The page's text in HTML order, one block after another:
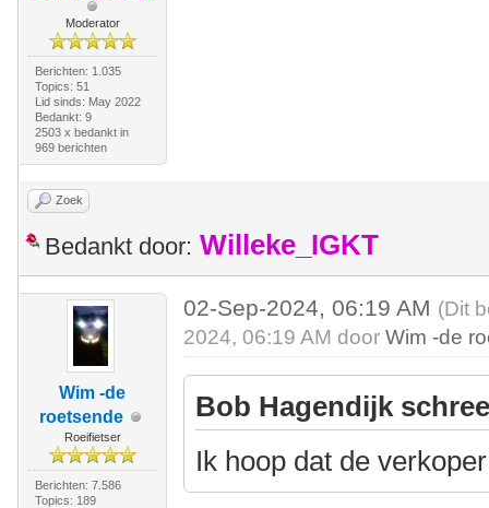
Moderator
Berichten: 1.035
Topics: 51
Lid sinds: May 2022
Bedankt: 9
2503 x bedankt in
969 berichten
Zoek
Bedankt door: Willeke_IGKT
Wim -de
roetsende
Roeifietser
Berichten: 7.586
Topics: 189
02-Sep-2024, 06:19 AM (Dit
2024, 06:19 AM doorWim -de
Bob Hagendijk
Ik hoop dat de